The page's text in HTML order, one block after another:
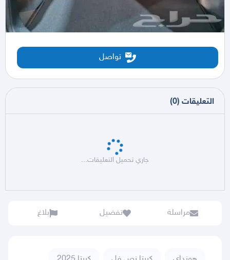
تواصل
التعليقات (
0
)
جاري تحميل التعليقات...
مراسلة تفضيل بلاغ